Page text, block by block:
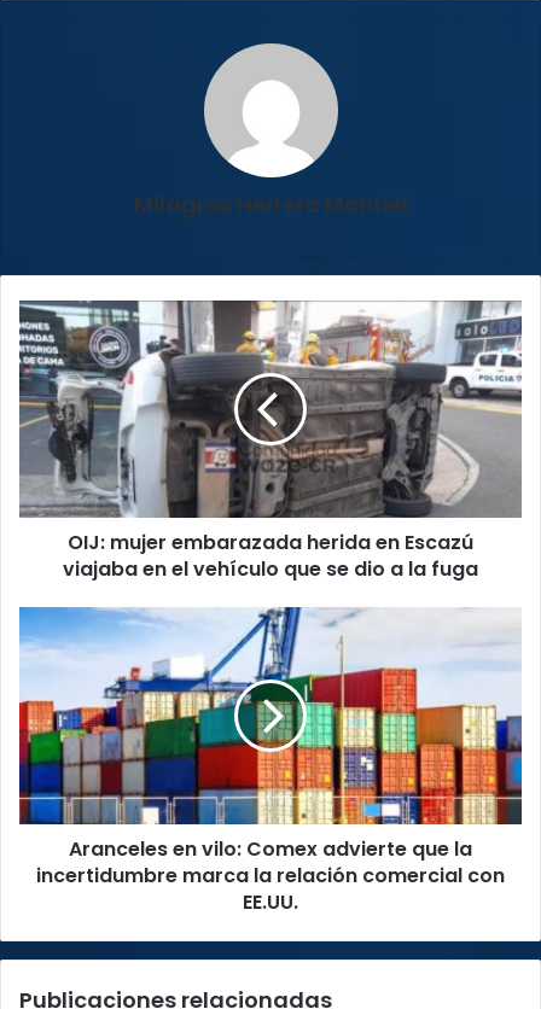
Milagros Herrera Montiel
OIJ:
mujer
embarazada
herida
en
Escazú
viajaba
el
vehículo
dio
a
OIJ: mujer embarazada herida en Escazú
viajaba en el vehículo que se dio a la fuga
Aranceles
en
advierte
que
la
incertidumbre
marca
relación
EE.UU.
Aranceles en vilo: Comex advierte que la
incertidumbre marca la relación comercial con
EE.UU.
Publicaciones relacionadas